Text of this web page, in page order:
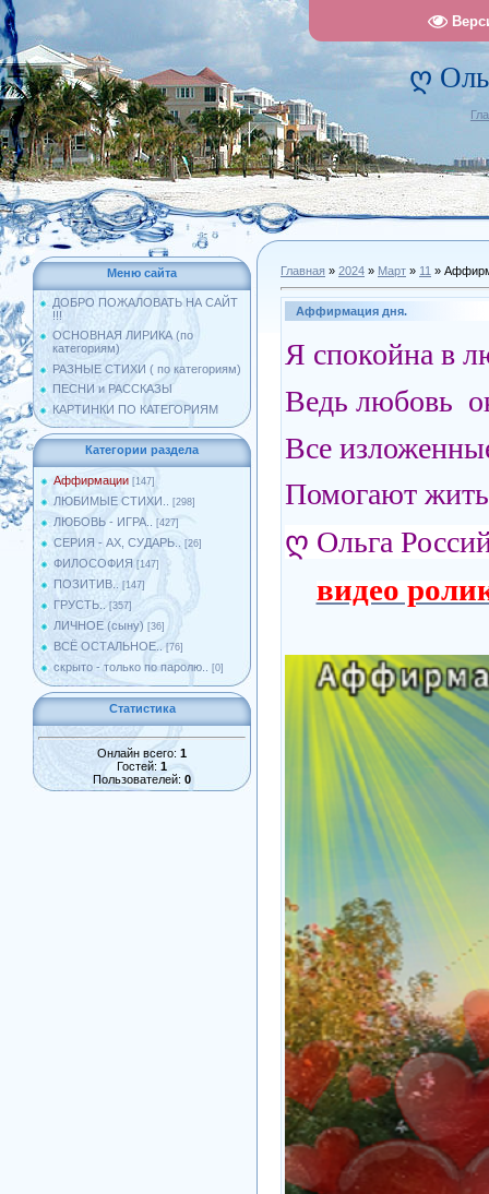
ღ
Меню сайта
ДОБРО ПОЖАЛОВАТЬ НА САЙТ
!!!
ОСНОВНАЯ ЛИРИКА (по
категориям)
РАЗНЫЕ СТИХИ ( по категориям)
ПЕСНИ и РАССКАЗЫ
КАРТИНКИ ПО КАТЕГОРИЯМ
Категории раздела
Аффирмации [147]
ЛЮБИМЫЕ СТИХИ.. [298]
ЛЮБОВЬ - ИГРА.. [427]
СЕРИЯ - АХ, СУДАРЬ.. [26]
ФИЛОСОФИЯ [147]
ПОЗИТИВ.. [147]
ГРУСТЬ.. [357]
ЛИЧНОЕ (сыну) [36]
ВСЁ ОСТАЛЬНОЕ.. [76]
скрыто - только по паролю.. [0]
Статистика
Онлайн всего: 1
Гостей: 1
Пользователей: 0
Главная » 2024 » Март » 11 »
Аффирмация дня.
Я спокойна в
Ведь любовь
Все
Помогают
ღ Ольга
видео